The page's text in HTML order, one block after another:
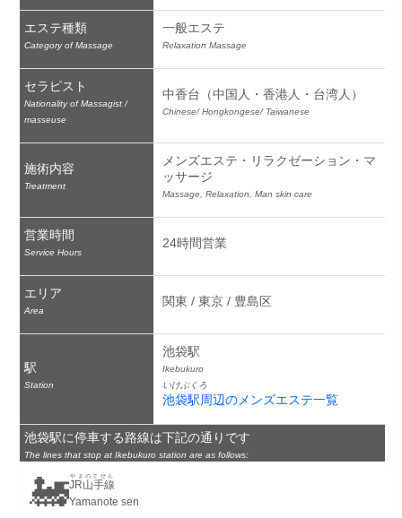
エステ種類
Category of Massage
一般エステ
Relaxation Massage
セラピスト
Nationality of Massagist /
masseuse
中香台（中国人・香港人・台湾人）
Chinese/ Hongkongese/ Taiwanese
施術内容
Treatment
メンズエステ・リラクゼーション・マ
ッサージ
Massage, Relaxation, Man skin care
営業時間
Service Hours
24時間営業
エリア
Area
関東 / 東京 / 豊島区
駅
Station
池袋駅
Ikebukuro
いけぶくろ
池袋駅周辺のメンズエステ一覧
池袋駅に停車する路線は下記の通りです
The lines that stop at Ikebukuro station are as follows:
🚂JR山手線
やまのてせん
Yamanote sen